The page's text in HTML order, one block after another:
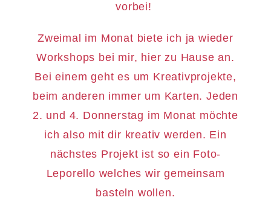
vorbei!
Zweimal im Monat biete ich ja wieder
Workshops bei mir, hier zu Hause an.
Bei einem geht es um Kreativprojekte,
beim anderen immer um Karten. Jeden
2. und 4. Donnerstag im Monat möchte
ich also mit dir kreativ werden. Ein
nächstes Projekt ist so ein Foto-
Leporello welches wir gemeinsam
basteln wollen.